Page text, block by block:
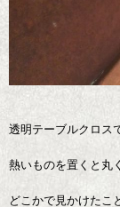
透明テーブルクロス
熱いものを置くと丸
どこかで見かけたこ